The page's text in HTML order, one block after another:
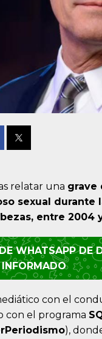
relatar una grave
sexual durante
entre 2004
WHATSAPP DE
INFORMADO
con el
con el programa
),